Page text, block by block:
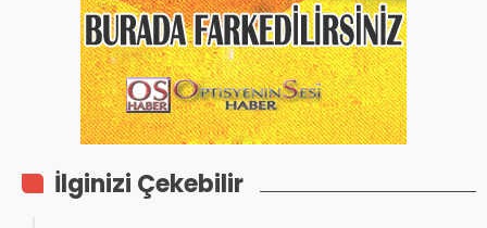
İlginizi Çekebilir